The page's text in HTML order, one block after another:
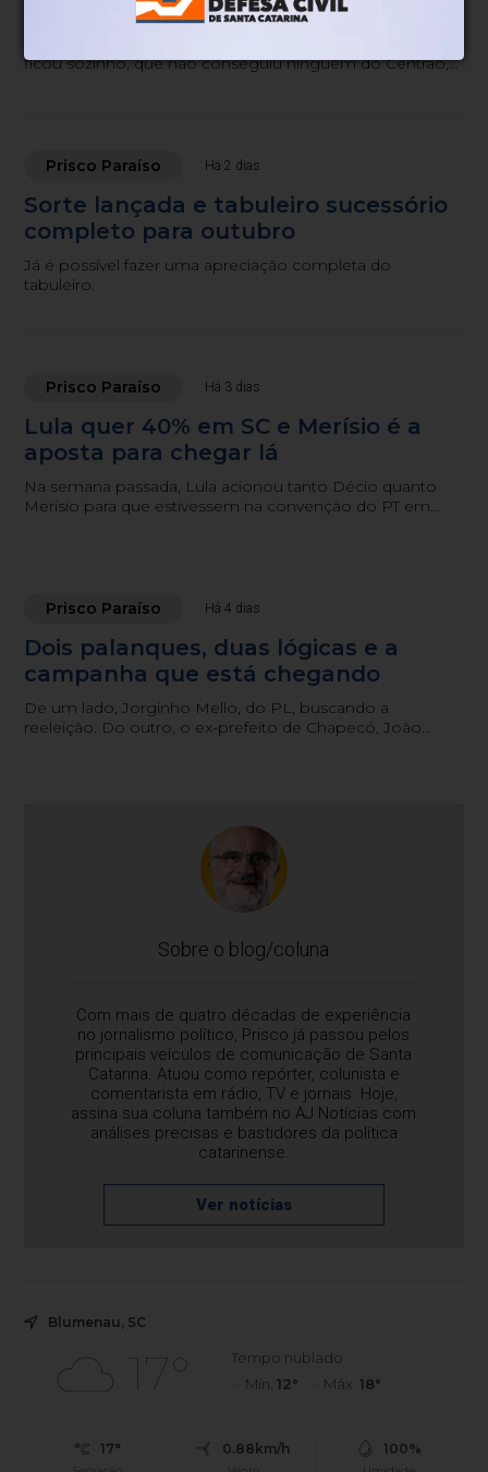
ficou sozinho, que não conseguiu ninguém do Centrão,
Prisco Paraíso Há 2 dias
Sorte lançada e tabuleiro sucessório
completo para outubro
Já é possível fazer uma apreciação completa do
tabuleiro.
Prisco Paraíso Há 3 dias
Lula quer 40% em SC e Merísio é a
aposta para chegar lá
Na semana passada, Lula acionou tanto Décio quanto
Merísio para que estivessem na convenção do PT em
Prisco Paraíso Há 4 dias
Dois palanques, duas lógicas e a
campanha que está chegando
De um lado, Jorginho Mello, do PL, buscando a
reeleição. Do outro, o ex-prefeito de Chapecó, João
Sobre o blog/coluna
Com mais de quatro décadas de experiência
no jornalismo político, Prisco já passou pelos
principais veículos de comunicação de Santa
Catarina. Atuou como repórter, colunista e
comentarista em rádio, TV e jornais. Hoje,
assina sua coluna também no AJ Notícias com
análises precisas e bastidores da política
catarinense.
Ver notícias
Blumenau, SC
17°
Tempo nublado
Mín. 12° Máx. 18°
17° 0.88km/h 100%